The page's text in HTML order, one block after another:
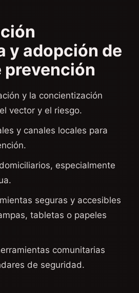
y adopción de
prevención
y la concientización
vector y el riesgo.
y canales locales para
especialmente
seguras y accesibles
tabletas o papeles
comunitarias
de seguridad.